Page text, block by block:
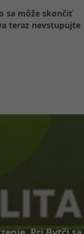
sa môže skončiť
teraz nevstupujte